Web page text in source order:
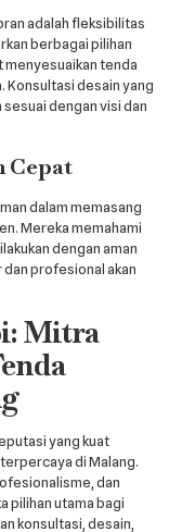
adalah fleksibilitas
berbagai pilihan
menyesuaikan tenda
Konsultasi desain yang
dengan visi dan
Cepat
dalam memasang
Mereka memahami
dengan aman
profesional akan
Mitra
yang kuat
di Malang.
dan
pilihan utama bagi
konsultasi, desain,